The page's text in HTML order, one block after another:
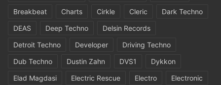
Breakbeat
Charts Cirkle Cleric
Dark Techno
DEAS
Deep Techno
Delsin Records
Detroit Techno
Developer
Driving Techno
Dub Techno
Dustin Zahn DVS1
Dykkon
Elad Magdasi
Electric Rescue Electro
Electronic